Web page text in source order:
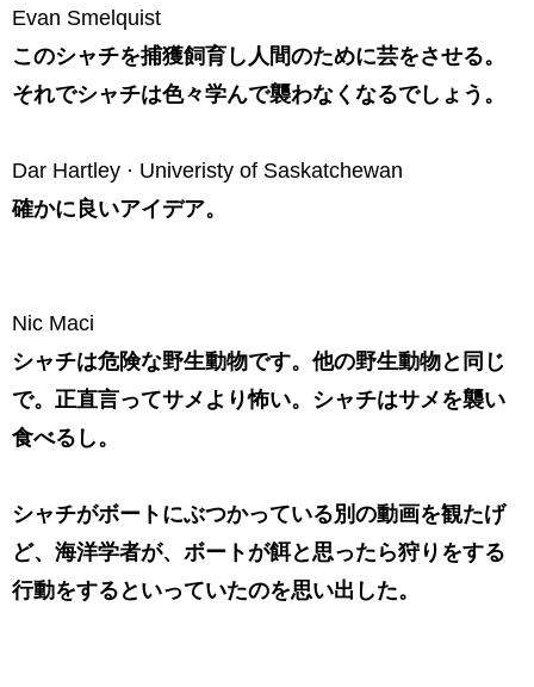
Evan Smelquist
このシャチを捕獲飼育し人間のために芸をさせる。
それでシャチは色々学んで襲わなくなるでしょう。
Dar Hartley · Univeristy of Saskatchewan
確かに良いアイデア。
Nic Maci
シャチは危険な野生動物です。他の野生動物と同じ
で。正直言ってサメより怖い。シャチはサメを襲い
食べるし。
シャチがボートにぶつかっている別の動画を観たげ
ど、海洋学者が、ボートが餌と思ったら狩りをする
行動をするといっていたのを思い出した。